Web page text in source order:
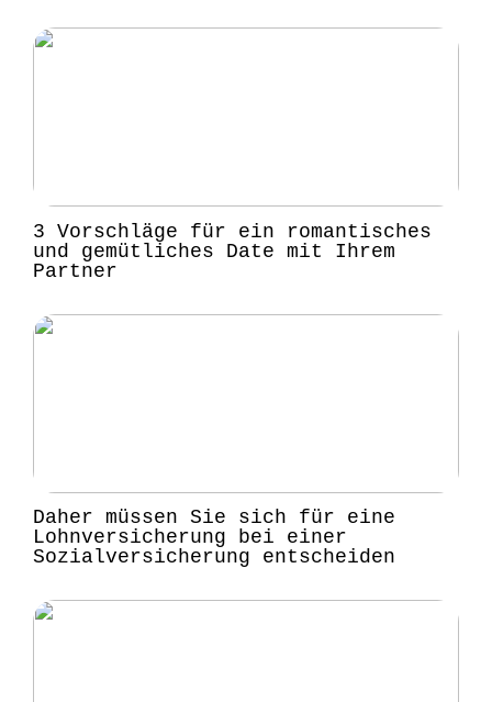
3 Vorschläge für ein romantisches
und gemütliches Date mit Ihrem
Partner
Daher müssen Sie sich für eine
Lohnversicherung bei einer
Sozialversicherung entscheiden